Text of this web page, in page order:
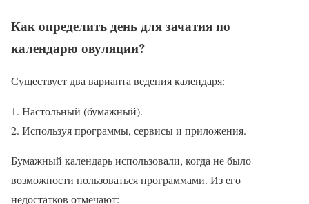
Как определить день для зачатия по
календарю овуляции?
Существует два варианта ведения календаря:
Настольный (бумажный).
Используя программы, сервисы и приложения.
Бумажный календарь использовали, когда не было
возможности пользоваться программами. Из его
недостатков отмечают: